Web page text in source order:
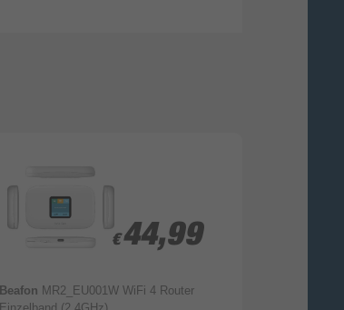
€ 44,99
€ 44,99
Beafon MR2_EU001W WiFi 4 Router